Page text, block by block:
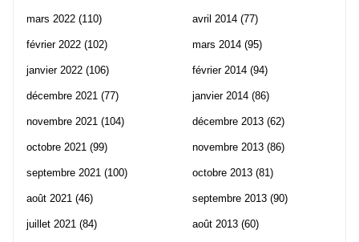
mars 2022 (110)
février 2022 (102)
janvier 2022 (106)
décembre 2021 (77)
novembre 2021 (104)
octobre 2021 (99)
septembre 2021 (100)
août 2021 (46)
juillet 2021 (84)
avril 2014 (77)
mars 2014 (95)
février 2014 (94)
janvier 2014 (86)
décembre 2013 (62)
novembre 2013 (86)
octobre 2013 (81)
septembre 2013 (90)
août 2013 (60)